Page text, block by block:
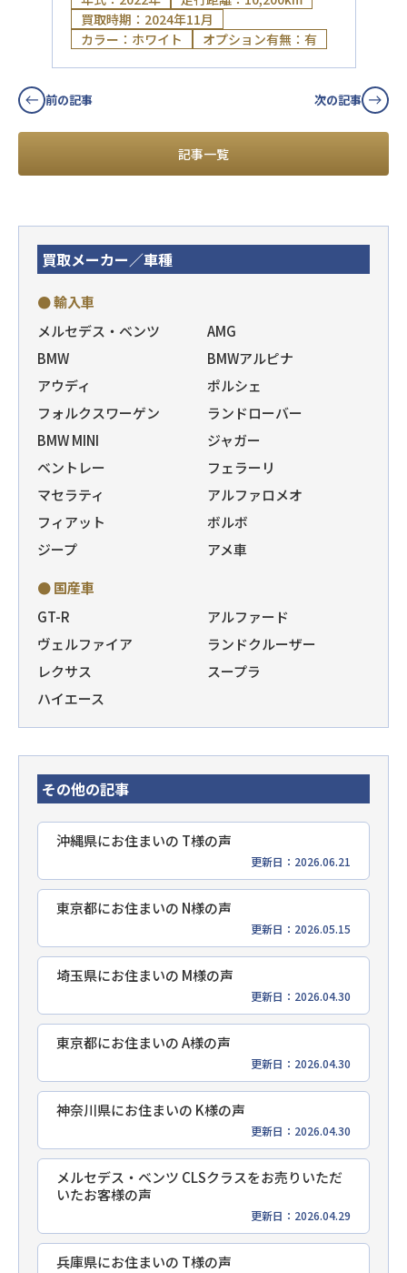
買取時期：2024年11月
カラー：ホワイト
オプション有無：有
前の記事
記事一覧
次の記事
買取メーカー／車種
● 輸入車
メルセデス・ベンツ
AMG
BMW
BMWアルピナ
アウディ
ポルシェ
フォルクスワーゲン
ランドローバー
BMW MINI
ジャガー
ベントレー
フェラーリ
マセラティ
アルファロメオ
フィアット
ボルボ
ジープ
アメ車
● 国産車
GT-R
アルファード
ヴェルファイア
ランドクルーザー
レクサス
スープラ
ハイエース
その他の記事
沖縄県にお住まいの T様の声
更新日：2026.06.21
東京都にお住まいの N様の声
更新日：2026.05.15
埼玉県にお住まいの M様の声
更新日：2026.04.30
東京都にお住まいの A様の声
更新日：2026.04.30
神奈川県にお住まいの K様の声
更新日：2026.04.30
メルセデス・ベンツ CLSクラスをお売りいただ
いたお客様の声
更新日：2026.04.29
兵庫県にお住まいの T様の声